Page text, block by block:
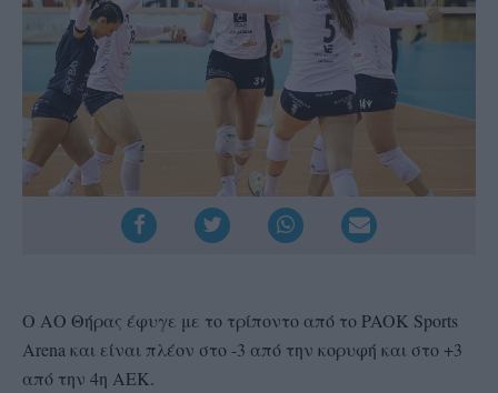
Ο ΑΟ Θήρας έφυγε με το τρίποντο από το PAOK Sports
Arena και είναι πλέον στο -3 από την κορυφή και στο +3
από την 4η ΑΕΚ.